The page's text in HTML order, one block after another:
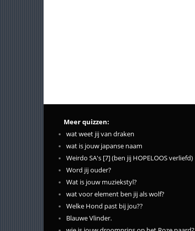
Meer quizzen:
wat weet jij van draken
wat is jouw japanse naam
Weirdo SA's [7] (ben jij HOPELOOS verliefd)
Word jij ouder?
Wat is jouw muziekstyl?
wat voor element ben jij als wolf?
Welke Hond past bij jou??
Blauwe Vlinder.